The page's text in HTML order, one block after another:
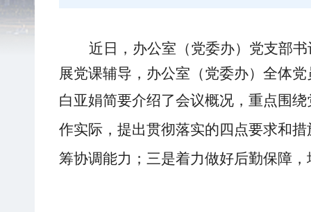
近日，办公室（党委办）党支部
展党课辅导，办公室（党委办）全体
白亚娟简要介绍了会议概况，重点围
作实际，提出贯彻落实的四点要求和
筹协调能力；三是着力做好后勤保障